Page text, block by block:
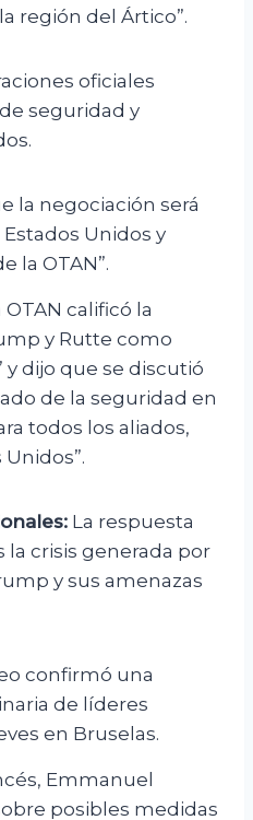
región del Ártico”.
oficiales
seguridad y
la negociación será
Unidos y
la OTAN”.
calificó la
y Rutte como
y dijo que se discutió
de la seguridad en
todos los aliados,
La respuesta
la crisis generada por
y sus amenazas
confirmó una
de líderes
en Bruselas.
Emmanuel
posibles medidas